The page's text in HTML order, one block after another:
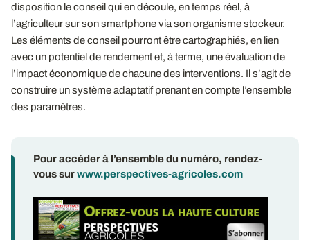
disposition le conseil qui en découle, en temps réel, à
l’agriculteur sur son smartphone via son organisme stockeur.
Les éléments de conseil pourront être cartographiés, en lien
avec un potentiel de rendement et, à terme, une évaluation de
l’impact économique de chacune des interventions. Il s’agit de
construire un système adaptatif prenant en compte l’ensemble
des paramètres.
Pour accéder à l’ensemble du numéro, rendez-
vous surwww.perspectives-agricoles.com